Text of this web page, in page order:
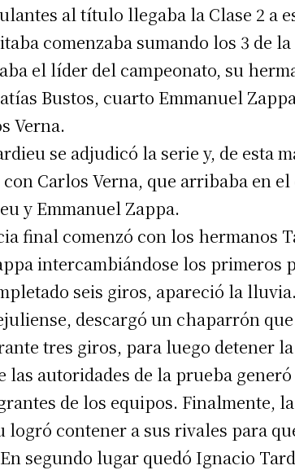
al título llegaba la Clase 2 a
comenzaba sumando los 3 de
el líder del campeonato, su
Bustos, cuarto Emmanuel
Verna.
se adjudicó la serie y, de esta
con Carlos Verna, que arribaba en
y Emmanuel Zappa.
final comenzó con los hermanos
intercambiándose los primeros
seis giros, apareció la
descargó un chaparrón
tres giros, para luego detener
las autoridades de la prueba
de los equipos. Finalmente,
logró contener a sus rivales para
segundo lugar quedó Ignacio